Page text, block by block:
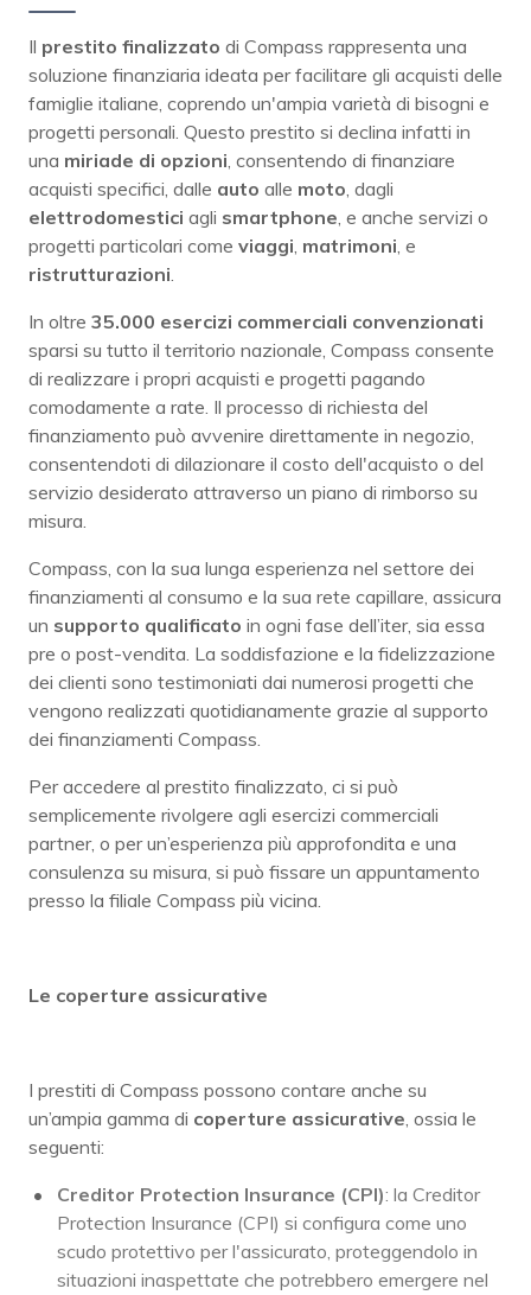
Il prestito finalizzato di Compass rappresenta una
soluzione finanziaria ideata per facilitare gli acquisti delle
famiglie italiane, coprendo un'ampia varietà di bisogni e
progetti personali. Questo prestito si declina infatti in
una miriade di opzioni, consentendo di finanziare
acquisti specifici, dalle auto alle moto, dagli
elettrodomestici agli smartphone, e anche servizi o
progetti particolari come viaggi, matrimoni, e
ristrutturazioni.
In oltre 35.000 esercizi commerciali convenzionati
sparsi su tutto il territorio nazionale, Compass consente
di realizzare i propri acquisti e progetti pagando
comodamente a rate. Il processo di richiesta del
finanziamento può avvenire direttamente in negozio,
consentendoti di dilazionare il costo dell'acquisto o del
servizio desiderato attraverso un piano di rimborso su
misura.
Compass, con la sua lunga esperienza nel settore dei
finanziamenti al consumo e la sua rete capillare, assicura
un supporto qualificato in ogni fase dell’iter, sia essa
pre o post-vendita. La soddisfazione e la fidelizzazione
dei clienti sono testimoniati dai numerosi progetti che
vengono realizzati quotidianamente grazie al supporto
dei finanziamenti Compass.
Per accedere al prestito finalizzato, ci si può
semplicemente rivolgere agli esercizi commerciali
partner, o per un’esperienza più approfondita e una
consulenza su misura, si può fissare un appuntamento
presso la filiale Compass più vicina.
Le coperture assicurative
I prestiti di Compass possono contare anche su
un’ampia gamma di coperture assicurative, ossia le
seguenti:
Creditor Protection Insurance (CPI): la Creditor
Protection Insurance (CPI) si configura come uno
scudo protettivo per l'assicurato, proteggendolo in
situazioni inaspettate che potrebbero emergere nel